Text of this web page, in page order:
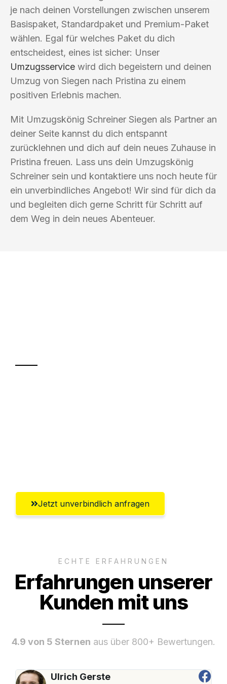
je nach deinen Vorstellungen zwischen unserem
Basispaket, Standardpaket und Premium-Paket
wählen. Egal für welches Paket du dich
entscheidest, eines ist sicher: Unser
Umzugsservice wird dich begeistern und deinen
Umzug von Siegen nach Pristina zu einem
positiven Erlebnis machen.
Mit Umzugskönig Schreiner Siegen als Partner an
deiner Seite kannst du dich entspannt
zurücklehnen und dich auf dein neues Zuhause in
Pristina freuen. Lass uns dein Umzugskönig
Schreiner sein und kontaktiere uns noch heute für
ein unverbindliches Angebot! Wir sind für dich da
und begleiten dich gerne Schritt für Schritt auf
dem Weg in dein neues Abenteuer.
Jetzt unverbindlich anfragen
ECHTE ERFAHRUNGEN
Erfahrungen unserer
Kunden mit uns
4.9 von 5 Sternen aus über 800+ Bewertungen.
Ulrich Gerste